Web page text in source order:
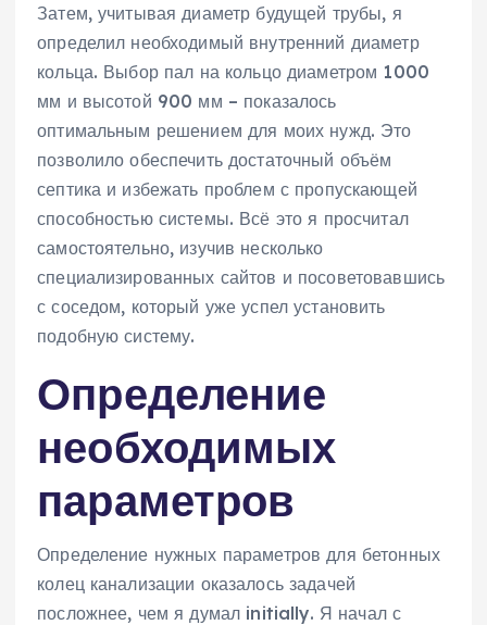
Затем‚ учитывая диаметр будущей трубы‚ я
определил необходимый внутренний диаметр
кольца. Выбор пал на кольцо диаметром 1000
мм и высотой 900 мм – показалось
оптимальным решением для моих нужд. Это
позволило обеспечить достаточный объём
септика и избежать проблем с пропускающей
способностью системы. Всё это я просчитал
самостоятельно‚ изучив несколько
специализированных сайтов и посоветовавшись
с соседом‚ который уже успел установить
подобную систему.
Определение
необходимых
параметров
Определение нужных параметров для бетонных
колец канализации оказалось задачей
посложнее‚ чем я думал initially. Я начал с